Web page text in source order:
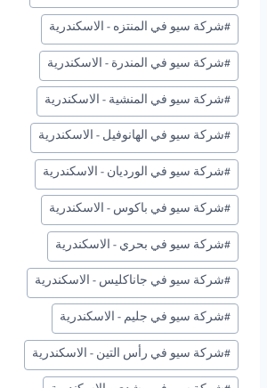
#شركة سيو في المنتزه - الاسكندرية
#شركة سيو في المندرة - الاسكندرية
#شركة سيو في المنشية - الاسكندرية
#شركة سيو في الهانوفيل - الاسكندرية
#شركة سيو في الورديان - الاسكندرية
#شركة سيو في باكوس - الاسكندرية
#شركة سيو في بحري - الاسكندرية
#شركة سيو في جاناكليس - الاسكندرية
#شركة سيو في جليم - الاسكندرية
#شركة سيو في رأس التين - الاسكندرية